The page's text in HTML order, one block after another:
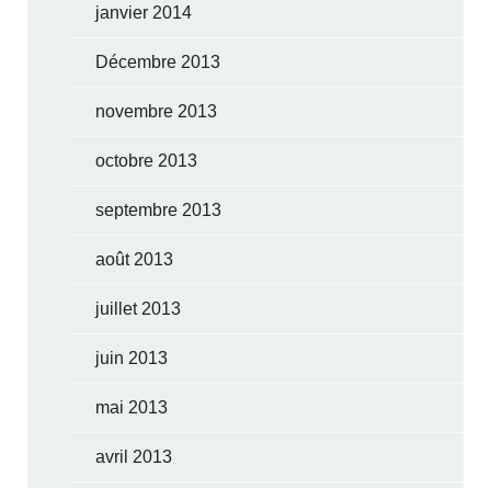
janvier 2014
Décembre 2013
novembre 2013
octobre 2013
septembre 2013
août 2013
juillet 2013
juin 2013
mai 2013
avril 2013